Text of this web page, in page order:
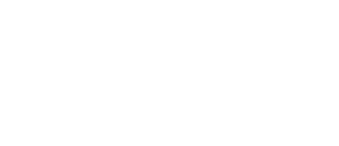
学校设有基础医学院、药学院、中医学院、
2022年内蒙古医科大学全国硕士研究生